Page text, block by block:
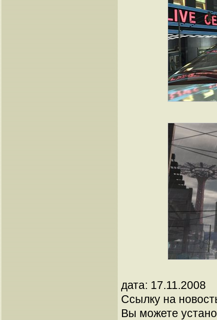
дата: 17.11.2008
Ссылку на
Вы можете